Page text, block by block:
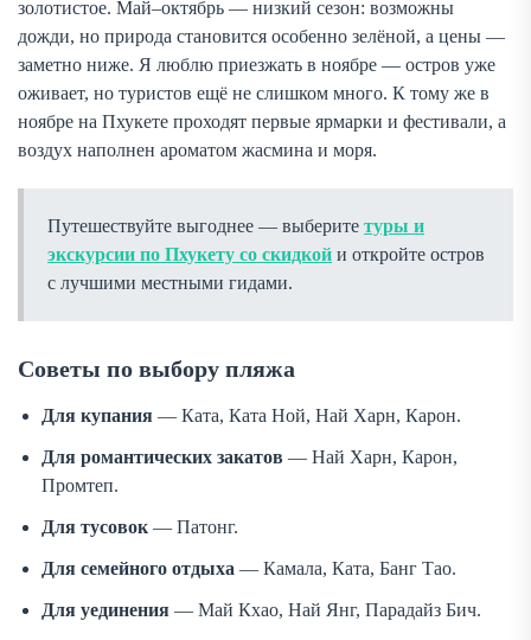
золотистое. Май–октябрь — низкий сезон: возможны
дожди, но природа становится особенно зелёной, а цены —
заметно ниже. Я люблю приезжать в ноябре — остров уже
оживает, но туристов ещё не слишком много. К тому же в
ноябре на Пхукете проходят первые ярмарки и фестивали, а
воздух наполнен ароматом жасмина и моря.
Путешествуйте выгоднее — выберите туры и
экскурсии по Пхукету со скидкой и откройте остров
с лучшими местными гидами.
Советы по выбору пляжа
Для купания — Ката, Ката Ной, Най Харн, Карон.
Для романтических закатов — Най Харн, Карон,
Промтеп.
Для тусовок — Патонг.
Для семейного отдыха — Камала, Ката, Банг Тао.
Для уединения — Май Кхао, Най Янг, Парадайз Бич.